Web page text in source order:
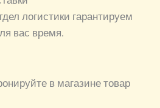
логистики гарантируем
вас время.
в магазине товар